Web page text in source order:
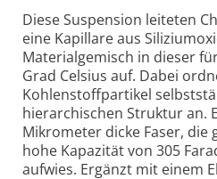
Diese Suspension leiteten
eine Kapillare aus
Materialgemisch in dieser
Grad Celsius auf. Dabei
Kohlenstoffpartikel
hierarchischen Struktur an.
Mikrometer dicke Faser, die
hohe Kapazität von 305
aufwies. Ergänzt mit einem